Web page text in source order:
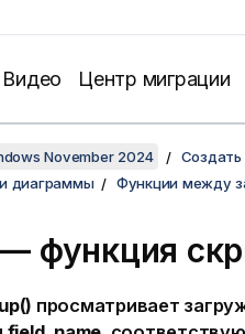
Видео Центр миграции
November 2024 Создать
диаграммы
Функции между
функция
просматривает